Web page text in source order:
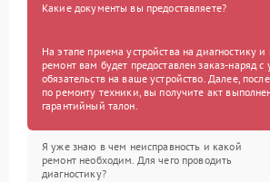
Какие документы вы предоставляете?
На этапе приема устройства на диагностику
ремонт вам будет предоставлен заказ-наряд
обязательств на ваше устройство. Далее,
по ремонту техники, вы получите акт
гарантийный талон.
Я уже знаю в чем неисправность и какой
ремонт необходим. Для чего проводить
диагностику?